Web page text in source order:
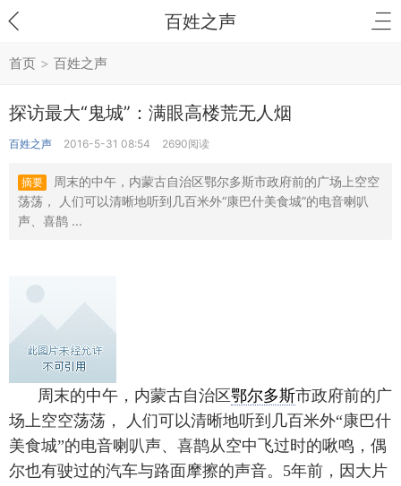
百姓之声
首页 > 百姓之声
探访最大“鬼城”：满眼高楼荒无人烟
百姓之声 2016-5-31 08:54 2690阅读
摘要
周末的中午，内蒙古自治区鄂尔多斯市政府前的广场上空空
荡荡， 人们可以清晰地听到几百米外“康巴什美食城”的电音喇叭
声、喜鹊 ...
周末的中午，内蒙古自治区鄂尔多斯市政府前的广
场上空空荡荡， 人们可以清晰地听到几百米外“康巴什
美食城”的电音喇叭声、喜鹊从空中飞过时的啾鸣，偶
尔也有驶过的汽车与路面摩擦的声音。5年前，因大片